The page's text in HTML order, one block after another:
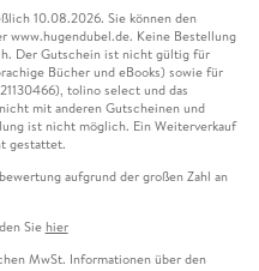
10.08.2026. Sie können den
www.hugendubel.de. Keine Bestellung
Der Gutschein ist nicht gültig für
Bücher und eBooks) sowie für
tolino select und das
mit anderen Gutscheinen und
ist nicht möglich. Ein Weiterverkauf
gestattet.
aufgrund der großen Zahl an
Sie hier
MwSt. Informationen über den